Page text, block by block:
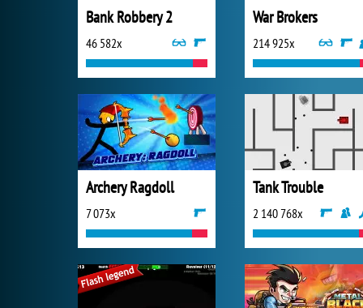
Bank Robbery 2
46 582x
War Brokers
214 925x
Archery Ragdoll
7 073x
Tank Trouble
2 140 768x